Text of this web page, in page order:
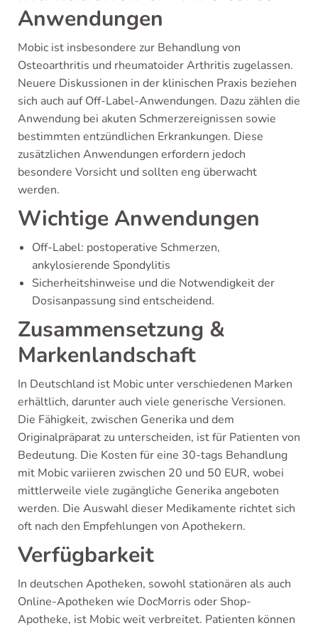
Anwendungen
Mobic ist insbesondere zur Behandlung von
Osteoarthritis und rheumatoider Arthritis zugelassen.
Neuere Diskussionen in der klinischen Praxis beziehen
sich auch auf Off-Label-Anwendungen. Dazu zählen die
Anwendung bei akuten Schmerzereignissen sowie
bestimmten entzündlichen Erkrankungen. Diese
zusätzlichen Anwendungen erfordern jedoch
besondere Vorsicht und sollten eng überwacht
werden.
Wichtige Anwendungen
Off-Label: postoperative Schmerzen,
ankylosierende Spondylitis
Sicherheitshinweise und die Notwendigkeit der
Dosisanpassung sind entscheidend.
Zusammensetzung &
Markenlandschaft
In Deutschland ist Mobic unter verschiedenen Marken
erhältlich, darunter auch viele generische Versionen.
Die Fähigkeit, zwischen Generika und dem
Originalpräparat zu unterscheiden, ist für Patienten von
Bedeutung. Die Kosten für eine 30-tags Behandlung
mit Mobic variieren zwischen 20 und 50 EUR, wobei
mittlerweile viele zugängliche Generika angeboten
werden. Die Auswahl dieser Medikamente richtet sich
oft nach den Empfehlungen von Apothekern.
Verfügbarkeit
In deutschen Apotheken, sowohl stationären als auch
Online-Apotheken wie DocMorris oder Shop-
Apotheke, ist Mobic weit verbreitet. Patienten können